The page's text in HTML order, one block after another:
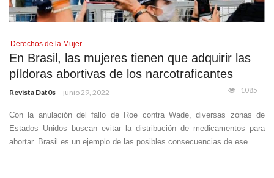
Derechos de la Mujer
En Brasil, las mujeres tienen que adquirir las
píldoras abortivas de los narcotraficantes
Revista Dat0s junio 29, 2022 1085
Con la anulación del fallo de Roe contra Wade, diversas zonas de
Estados Unidos buscan evitar la distribución de medicamentos para
abortar. Brasil es un ejemplo de las posibles consecuencias de ese ...